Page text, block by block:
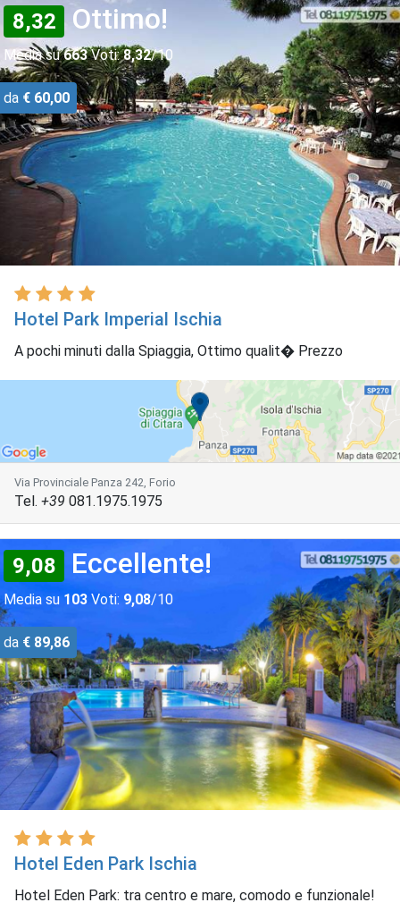
8,32 Ottimo!
Media su663Voti: 8,32/10
da € 60,00
Hotel Park Imperial Ischia
A pochi minuti dalla Spiaggia, Ottimo qualit� Prezzo
Via Provinciale Panza 242, Forio
Tel. +39 081.1975.1975
9,08 Eccellente!
Media su 103 Voti: 9,08/10
da € 89,86
Hotel Eden Park Ischia
Hotel Eden Park: tra centro e mare, comodo e funzionale!